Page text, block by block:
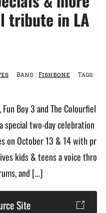
tribute in LA
Band : Fishbone
Tags:
Boy 3 and The Colourfiel
special two-day celebration
on October 13 & 14 with pr
kids & teens a voice thro
and […]
Site